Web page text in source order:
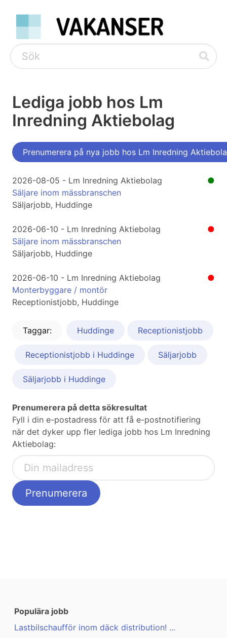
Lediga jobb hos Lm
Inredning Aktiebolag
Prenumerera på nya jobb hos Lm Inredning
●
2026-08-05 - Lm Inredning Aktiebolag
Säljare inom mässbranschen
Säljarjobb, Huddinge
●
2026-06-10 - Lm Inredning Aktiebolag
Säljare inom mässbranschen
Säljarjobb, Huddinge
●
2026-06-10 - Lm Inredning Aktiebolag
Monterbyggare / montör
Receptionistjobb, Huddinge
Taggar: Huddinge Receptionistjobb
Receptionistjobb i Huddinge Säljarjobb
Säljarjobb i Huddinge
Prenumerera på detta sökresultat
Fyll i din e-postadress för att få e-postnotifiering
när det dyker upp fler lediga jobb hos Lm Inredning
Aktiebolag:
Populära jobb
Lastbilschaufför inom däck distribution! ...